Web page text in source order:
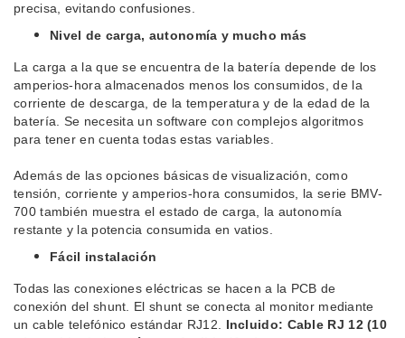
precisa, evitando confusiones.
Nivel de carga, autonomía y mucho más
La carga a la que se encuentra de la batería depende de los
amperios-hora almacenados menos los consumidos, de la
corriente de descarga, de la temperatura y de la edad de la
batería. Se necesita un software con complejos algoritmos
para tener en cuenta todas estas variables.
Además de las opciones básicas de visualización, como
tensión, corriente y amperios-hora consumidos, la serie BMV-
700 también muestra el estado de carga, la autonomía
restante y la potencia consumida en vatios.
Fácil instalación
Todas las conexiones eléctricas se hacen a la PCB de
conexión del shunt. El shunt se conecta al monitor mediante
un cable telefónico estándar RJ12. Incluido: Cable RJ 12 (10